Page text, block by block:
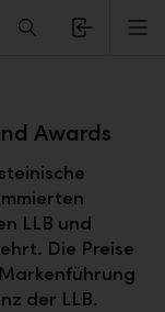
Awards
LLB und
Die Preise
der LLB.